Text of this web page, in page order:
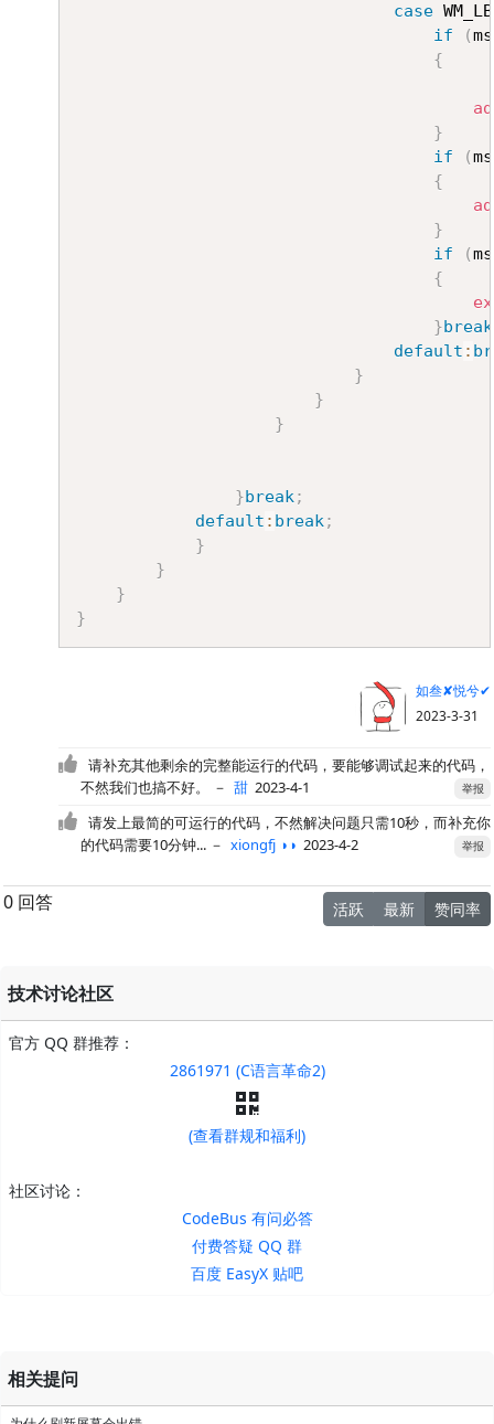
case
if
(
{
}
if
(
{
}
if
(
{
}break
default :
}
}
}
}break;
default : break;
}
}
}
}
如叁✘悦兮✔
2023-3-31
请补充其他剩余的完整能运行的代码，要能够调试起来的代码，
不然我们也搞不好。
－ 甜 2023-4-1 举报
请发上最简的可运行的代码，不然解决问题只需10秒，而补充你
的代码需要10分钟... － xiongfj ◑◑ 2023-4-2 举报
0 回答 活跃 最新 赞同率
技术讨论社区
官方 QQ 群推荐：
2861971 (C语言革命2)
(查看群规和福利)
社区讨论：
CodeBus 有问必答
付费答疑 QQ 群
百度 EasyX 贴吧
相关提问